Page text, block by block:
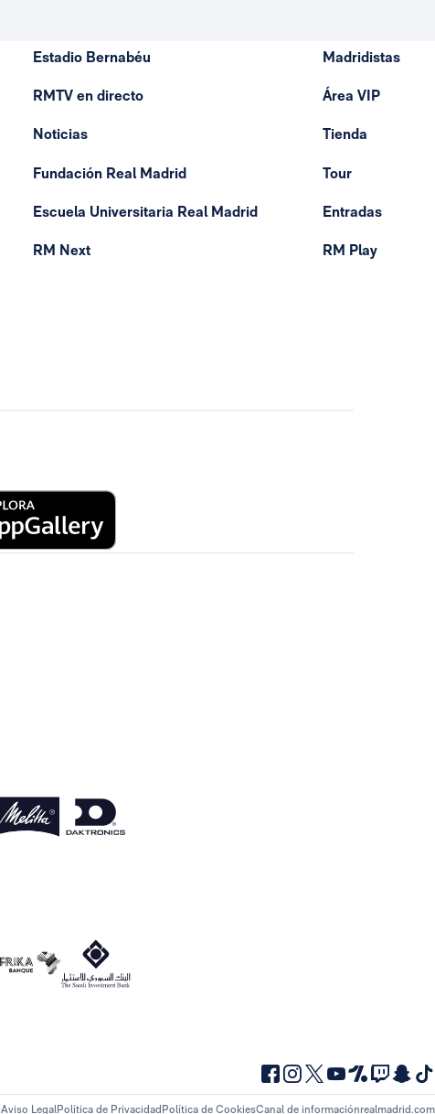
Estadio Bernabéu
RMTV en directo
Noticias
Fundación Real Madrid
Escuela Universitaria Real Madrid
RM Next
Madridistas
Área VIP
Tienda
Tour
Entradas
RM Play
Aviso LegalPolítica de Privacidad Política de CookiesCanal de informaciónrealmadrid.com